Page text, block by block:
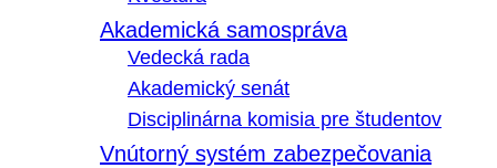
Akademická samospráva
Vedecká rada
Akademický senát
Disciplinárna komisia pre študentov
Vnútorný systém zabezpečovania